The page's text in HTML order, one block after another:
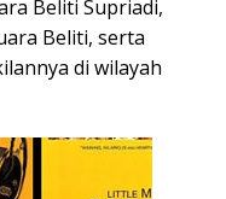
Beliti Supriadi,
Beliti, serta
di wilayah